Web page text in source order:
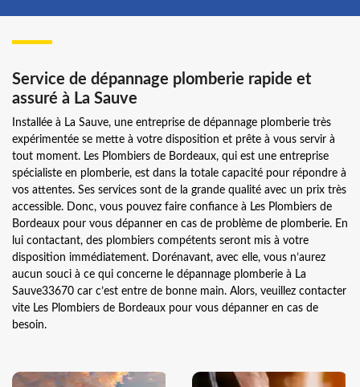
Service de dépannage plomberie rapide et
assuré à La Sauve
Installée à La Sauve, une entreprise de dépannage plomberie très
expérimentée se mette à votre disposition et prête à vous servir à
tout moment. Les Plombiers de Bordeaux, qui est une entreprise
spécialiste en plomberie, est dans la totale capacité pour répondre à
vos attentes. Ses services sont de la grande qualité avec un prix très
accessible. Donc, vous pouvez faire confiance à Les Plombiers de
Bordeaux pour vous dépanner en cas de problème de plomberie. En
lui contactant, des plombiers compétents seront mis à votre
disposition immédiatement. Dorénavant, avec elle, vous n’aurez
aucun souci à ce qui concerne le dépannage plomberie à La
Sauve33670 car c’est entre de bonne main. Alors, veuillez contacter
vite Les Plombiers de Bordeaux pour vous dépanner en cas de
besoin.